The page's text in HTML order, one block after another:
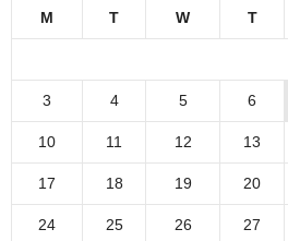
M T W T
3 4 5 6
10 11 12 13
17 18 19 20
24 25 26 27